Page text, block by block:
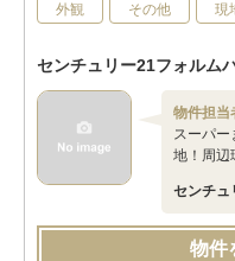
外観 その他 現
センチュリー21フォルム
物件担当
スーパー
地！周辺
センチュ
物件